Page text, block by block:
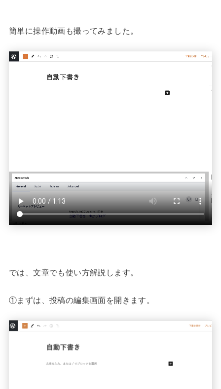
簡単に操作動画も撮ってみました。
では、文章でも使い方解説します。
①まずは、投稿の編集画面を開きます。